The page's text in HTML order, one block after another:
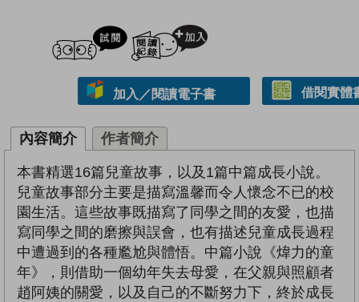
試閲
加入／閱讀電子書 借閱實體
內容簡介 作者簡介
本書精選16篇兒童故事，以及1篇中篇成長小說。
兒童故事部分主要是描寫溫馨而令人懷念不已的校
園生活。這些故事既描寫了同學之間的友愛，也描
寫同學之間的磨擦與誤會，也有描述兒童成長過程
中遭過到的各種尷尬與體悟。中篇小說《煒力的童
年》，則借助一個幼年失去母愛，在父親與照顧者
趙阿姨的關愛，以及自己的不斷努力下，終於成長